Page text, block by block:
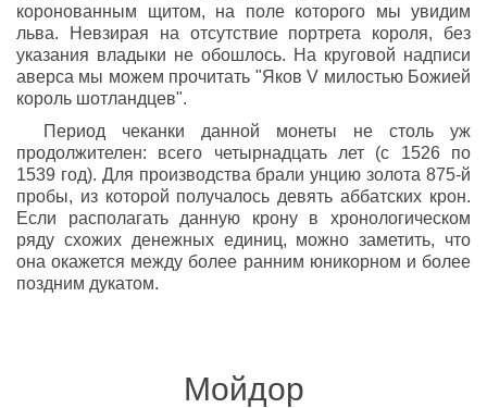
коронованным щитом, на поле которого мы увидим
льва. Невзирая на отсутствие портрета короля, без
указания владыки не обошлось. На круговой надписи
аверса мы можем прочитать "Яков V милостью Божией
король шотландцев".
Период чеканки данной монеты не столь уж
продолжителен: всего четырнадцать лет (с 1526 по
1539 год). Для производства брали унцию золота 875-й
пробы, из которой получалось девять аббатских крон.
Если располагать данную крону в хронологическом
ряду схожих денежных единиц, можно заметить, что
она окажется между более ранним юникорном и более
поздним дукатом.
Мойдор